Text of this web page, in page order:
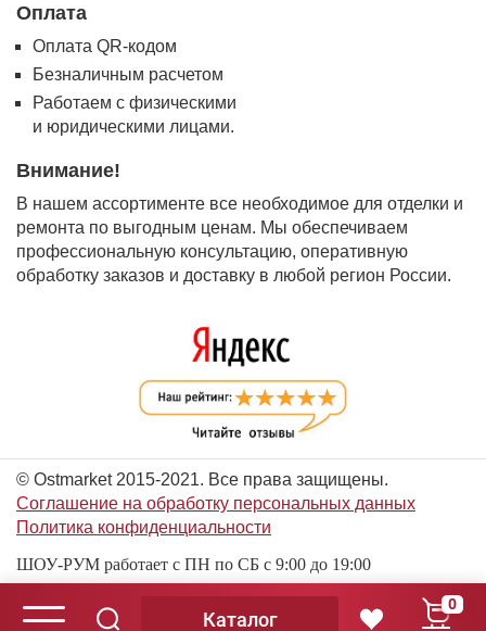
Оплата
Оплата QR-кодом
Безналичным расчетом
Работаем с физическими
и юридическими лицами.
Внимание!
В нашем ассортименте все необходимое для отделки и
ремонта по выгодным ценам. Мы обеспечиваем
профессиональную консультацию, оперативную
обработку заказов и доставку в любой регион России.
© Ostmarket 2015-2021. Все права защищены.
Соглашение на обработку персональных данных
Политика конфиденциальности
ШОУ-РУМ работает с ПН по СБ с 9:00 до 19:00
© Ostmarket 2015-2026. Все права защищены.
Каталог
0